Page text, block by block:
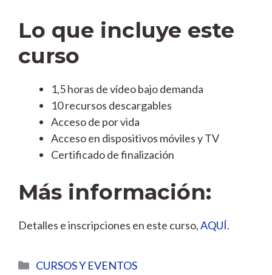
Lo que incluye este
curso
1,5 horas de vídeo bajo demanda
10 recursos descargables
Acceso de por vida
Acceso en dispositivos móviles y TV
Certificado de finalización
Más información:
Detalles e inscripciones en este curso,AQUÍ.
Categorías
CURSOS Y EVENTOS